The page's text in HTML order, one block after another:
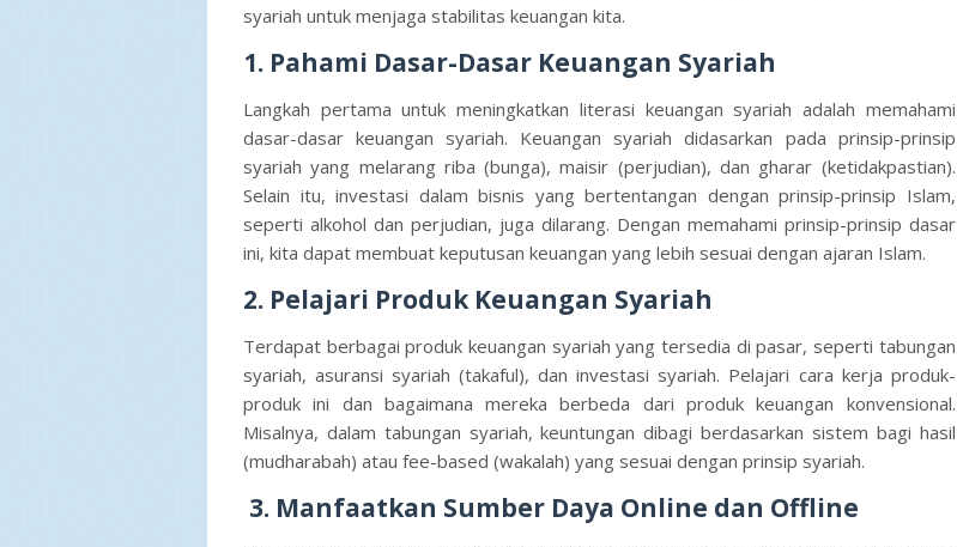
syariah untuk menjaga stabilitas keuangan kita.
1. Pahami Dasar-Dasar Keuangan Syariah
Langkah pertama untuk meningkatkan literasi keuangan syariah adalah memahami
dasar-dasar keuangan syariah. Keuangan syariah didasarkan pada prinsip-prinsip
syariah yang melarang riba (bunga), maisir (perjudian), dan gharar (ketidakpastian).
Selain itu, investasi dalam bisnis yang bertentangan dengan prinsip-prinsip Islam,
seperti alkohol dan perjudian, juga dilarang. Dengan memahami prinsip-prinsip dasar
ini, kita dapat membuat keputusan keuangan yang lebih sesuai dengan ajaran Islam.
2. Pelajari Produk Keuangan Syariah
Terdapat berbagai produk keuangan syariah yang tersedia di pasar, seperti tabungan
syariah, asuransi syariah (takaful), dan investasi syariah. Pelajari cara kerja produk-
produk ini dan bagaimana mereka berbeda dari produk keuangan konvensional.
Misalnya, dalam tabungan syariah, keuntungan dibagi berdasarkan sistem bagi hasil
(mudharabah) atau fee-based (wakalah) yang sesuai dengan prinsip syariah.
3. Manfaatkan Sumber Daya Online dan Offline